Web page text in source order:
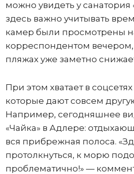
можно увидеть у санатория
здесь важно учитывать
камер были просмотрены
корреспондентом вечером,
пляжах уже заметно
При этом хватает в
которые дают совсем
Например, сегодняшнее
«Чайка» в Адлере:
вся прибрежная полоса.
протолкнуться, к морю
проблематично!» —